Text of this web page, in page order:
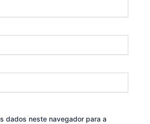
dados neste navegador para a